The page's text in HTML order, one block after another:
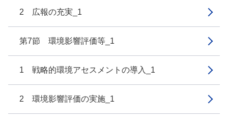
2 広報の充実_1
第7節 環境影響評価等_1
1 戦略的環境アセスメントの導入_1
2 環境影響評価の実施_1